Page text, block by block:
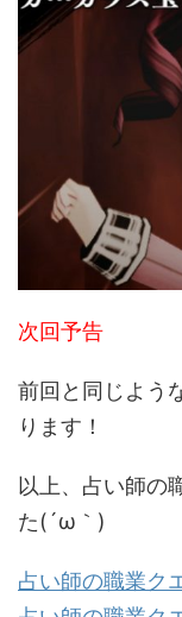
次回予告
前回と同じよう
ります！
以上、占い師の
た(´ω｀)
占い師の職業ク